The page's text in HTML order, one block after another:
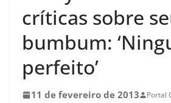
críticas sobre
bumbum:
perfeito’
11 de fevereiro de 2013 Portal